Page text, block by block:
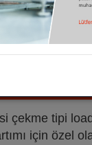
S-Tipi
çekme tipi
için özel